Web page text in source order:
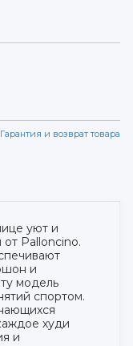
Гарантия и возврат товара
уют и
Palloncino.
и
модель
спортом.
худи
и